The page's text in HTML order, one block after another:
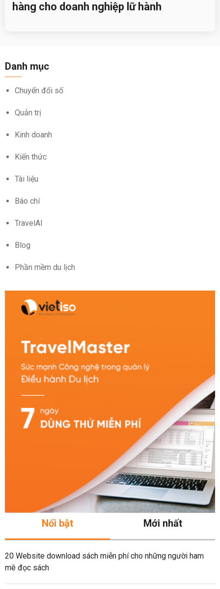
hàng cho doanh nghiệp lữ hành
Danh mục
Chuyển đổi số
Quản trị
Kinh doanh
Kiến thức
Tài liệu
Báo chí
TravelAI
Blog
Phần mềm du lịch
Nổi bật Mới nhất
20 Website download sách miễn phí cho những người ham
mê đọc sách